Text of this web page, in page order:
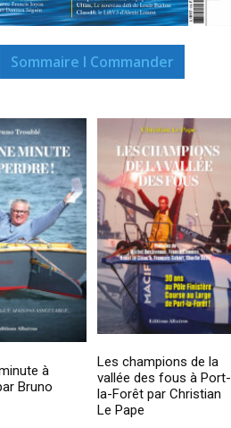
Sommaire I Commander
à
Bruno
Les champions de la
vallée des fous à Port-
la-Forêt par Christian
Le Pape